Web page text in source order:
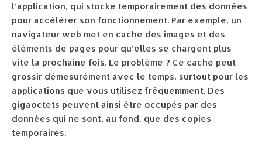
l’application, qui stocke temporairement des données
pour accélérer son fonctionnement. Par exemple, un
navigateur web met en cache des images et des
éléments de pages pour qu’elles se chargent plus
vite la prochaine fois. Le problème ? Ce cache peut
grossir démesurément avec le temps, surtout pour les
applications que vous utilisez fréquemment. Des
gigaoctets peuvent ainsi être occupés par des
données qui ne sont, au fond, que des copies
temporaires.